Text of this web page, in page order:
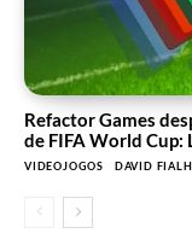
Refactor Games
de FIFA World Cup:
VIDEOJOGOS DAVID